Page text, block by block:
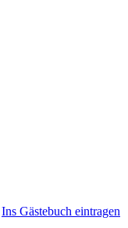
Ins Gästebuch eintragen